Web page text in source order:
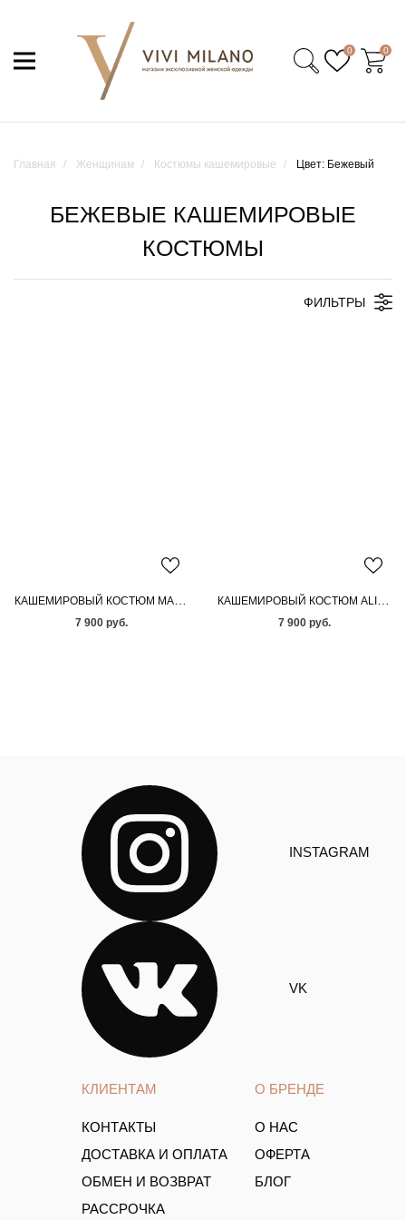
0 0
Главная Женщинам Костюмы кашемировые Цвет: Бежевый
БЕЖЕВЫЕ КАШЕМИРОВЫЕ
КОСТЮМЫ
ФИЛЬТРЫ
КАШЕМИРОВЫЙ КОСТЮМ MARIE BEIGE
7 900 руб.
КАШЕМИРОВЫЙ КОСТЮМ ALISON CREAM
7 900 руб.
КЛИЕНТАМ
КОНТАКТЫ
ДОСТАВКА И ОПЛАТА
ОБМЕН И ВОЗВРАТ
РАССРОЧКА
О БРЕНДЕ
О НАС
ОФЕРТА
БЛОГ
INSTAGRAM
VK